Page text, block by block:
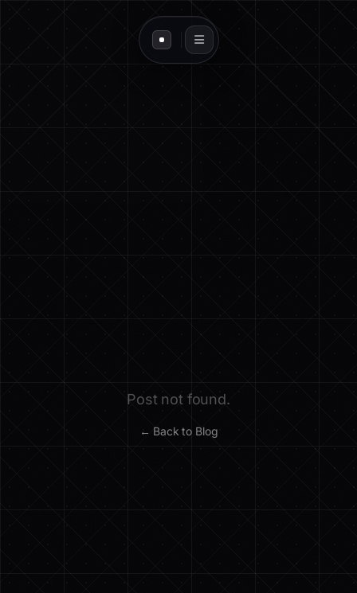
Post not found.
← Back to Blog